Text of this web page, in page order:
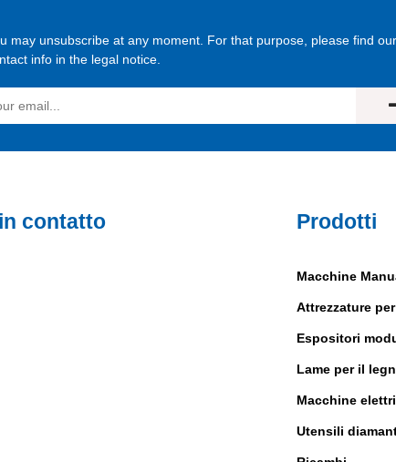
may unsubscribe at any moment. For that purpose, please find our
info in the legal notice.
contatto Prodotti
Macchine
Attrezzature
Espositori
Lame per il
Macchine
Utensili